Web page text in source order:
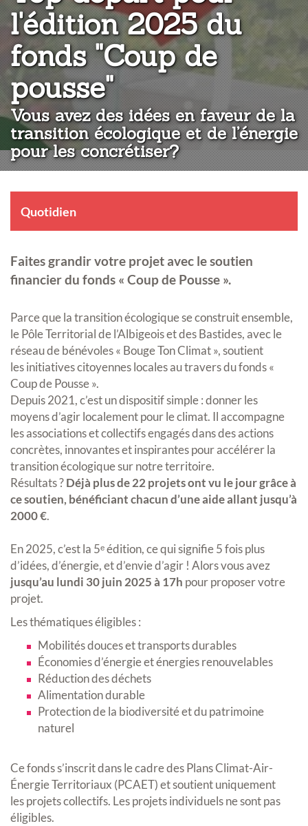
l'édition 2025 du
fonds "Coup de
pousse":
Vous avez des idées en faveur de la
transition écologique et de l’énergie
pour les concrétiser?
Quotidien
Faites grandir votre projet avec le soutien
financier du fonds « Coup de Pousse ».
Parce que la transition écologique se construit ensemble,
le Pôle Territorial de l’Albigeois et des Bastides, avec le
réseau de bénévoles « Bouge Ton Climat », soutient
les initiatives citoyennes locales au travers du fonds «
Coup de Pousse ».
Depuis 2021, c’est un dispositif simple : donner les
moyens d’agir localement pour le climat. Il accompagne
les associations et collectifs engagés dans des actions
concrètes, innovantes et inspirantes pour accélérer la
transition écologique sur notre territoire.
Résultats ?Déjà plus de 22 projets ont vu le jour grâce à
ce soutien, bénéficiant chacun d’une aide allant jusqu’à
2000 €.
En 2025, c’est la 5ᵉ édition, ce qui signifie 5 fois plus
d’idées, d’énergie, et d’envie d’agir ! Alors vous avez
jusqu’au lundi 30 juin 2025 à 17h pour proposer votre
projet.
Les thématiques éligibles :
Mobilités douces et transports durables
Économies d’énergie et énergies renouvelables
Réduction des déchets
Alimentation durable
Protection de la biodiversité et du patrimoine
naturel
Ce fonds s’inscrit dans le cadre des Plans Climat-Air-
Énergie Territoriaux (PCAET) et soutient uniquement
les projets collectifs. Les projets individuels ne sont pas
éligibles.